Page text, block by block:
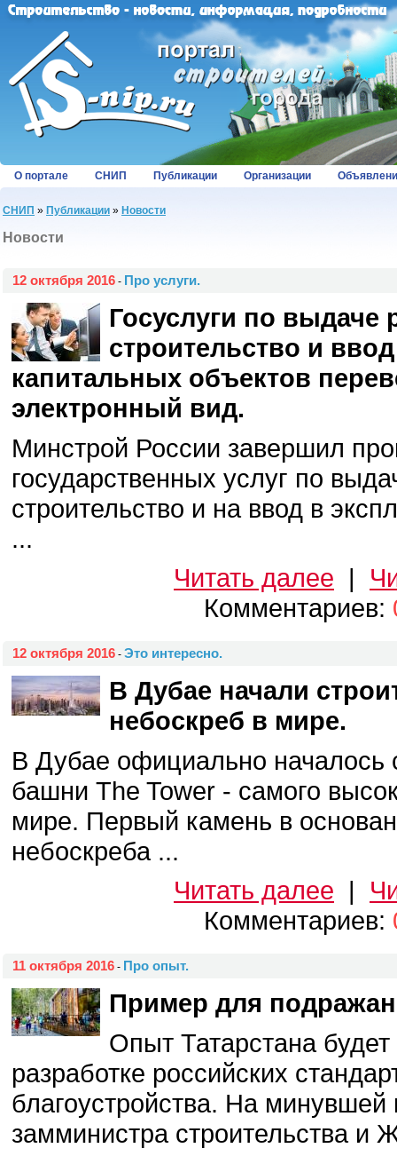
О портале СНИП Публикации Организации
СНИП » Публикации » Новости
Новости
12 октября 2016 - Про услуги.
Госуслуги по выдаче
строительство и
капитальных объектов
электронный вид.
Минстрой России завершил
государственных услуг по
строительство и на ввод в
...
Читать далее |
Комментариев:
12 октября 2016 - Это интересно.
В Дубае начали
небоскреб в мире.
В Дубае официально началось
башни The Tower - самого
мире. Первый камень в
небоскреба ...
Читать далее |
Комментариев:
11 октября 2016 - Про опыт.
Пример для
Опыт Татарстана
разработке российских
благоустройства. На минувшей
замминистра строительства и